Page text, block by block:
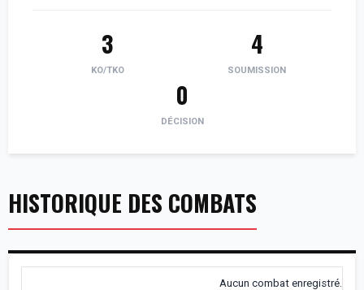
3
KO/TKO
4
SOUMISSION
0
DÉCISION
HISTORIQUE DES COMBATS
Aucun combat enregistré.